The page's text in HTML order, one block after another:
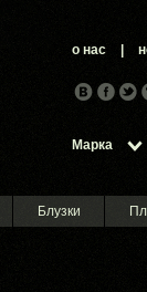
о нас
Марка
Блузки